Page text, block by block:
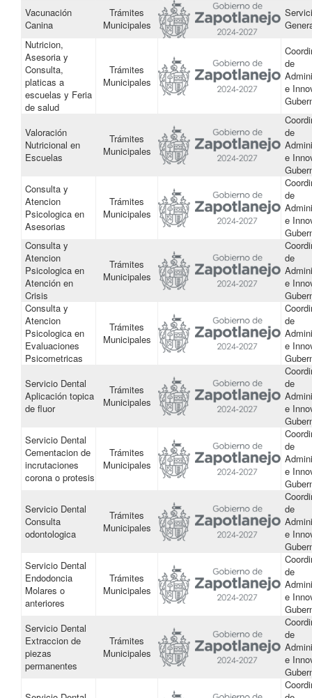
Vacunación
Canina
Trámites
Municipales
Nutricion,
Asesoria y
Consulta,
platicas a
escuelas y Feria
de salud
Trámites
Municipales
de
e
Valoración
Nutricional en
Escuelas
Trámites
Municipales
de
e
Consulta y
Atencion
Psicologica en
Asesorias
Trámites
Municipales
de
e
Consulta y
Atencion
Psicologica en
Atención en
Crisis
Trámites
Municipales
de
e
Consulta y
Atencion
Psicologica en
Evaluaciones
Psicometricas
Trámites
Municipales
de
e
Servicio Dental
Aplicación topica
de fluor
Trámites
Municipales
de
e
Servicio Dental
Cementacion de
incrutaciones
corona o protesis
Trámites
Municipales
de
e
Servicio Dental
Consulta
odontologica
Trámites
Municipales
de
e
Servicio Dental
Endodoncia
Molares o
anteriores
Trámites
Municipales
de
e
Servicio Dental
Extraccion de
piezas
permanentes
Trámites
Municipales
de
e